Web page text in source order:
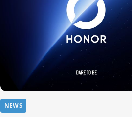
NEWS